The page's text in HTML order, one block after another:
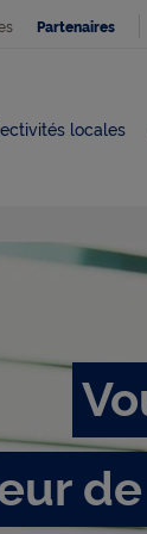
Partenaires
locales